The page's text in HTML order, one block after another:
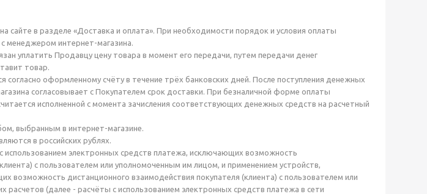
сайте в разделе «Доставка и оплата». При необходимости порядок и условия оплаты
менеджером интернет-магазина.
уплатить Продавцу цену товара в момент его передачи, путем передачи денег
товар.
согласно оформленному счёту в течение трёх банковских дней. После поступления денежных
согласовывает с Покупателем срок доставки. При безналичной форме оплаты
исполненной с момента зачисления соответствующих денежных средств на расчетный
выбранным в интернет-магазине.
в российских рублях.
использованием электронных средств платежа, исключающих возможность
с пользователем или уполномоченным им лицом, и применением устройств,
возможность дистанционного взаимодействия покупателя (клиента) с пользователем или
расчетов (далее - расчёты с использованием электронных средств платежа в сети